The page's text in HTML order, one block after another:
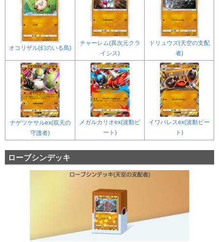
オコリザル(幻のいる島)
チャーレム(異次元クラ
イシス)
ドリュウズ(天空の支配
者)
ナゲツケサルex(双天の
守護者)
メガルカリオex(波動ビ
ート)
イワパレスex(波動ビー
ト)
ローブシンデッキ